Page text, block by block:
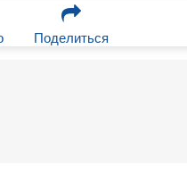
Поделиться